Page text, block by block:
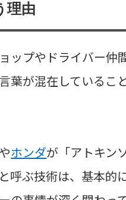
理由
ップやドライバー仲
葉が混在しているこ
ホンダが「アトキン
呼ぶ技術は、基本的